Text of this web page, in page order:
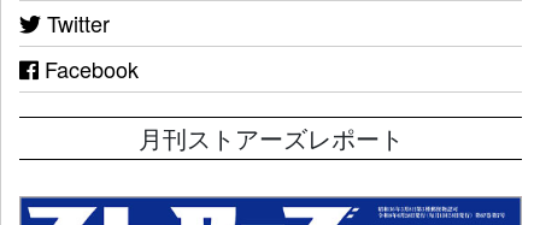
Twitter
Facebook
月刊ストアーズレポート